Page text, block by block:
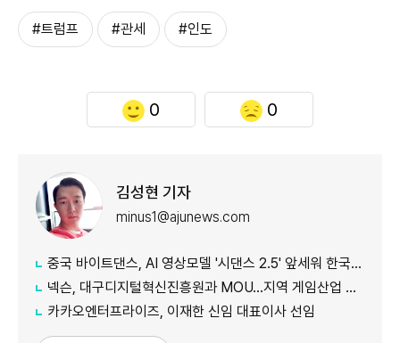
#트럼프 #관세 #인도
0 0
김성현 기자
minus1@ajunews.com
중국 바이트댄스, AI 영상모델 '시댄스 2.5' 앞세워 한국 공략 본격화
넥슨, 대구디지털혁신진흥원과 MOU…지역 게임산업 육성 나선다
카카오엔터프라이즈, 이재한 신임 대표이사 선임